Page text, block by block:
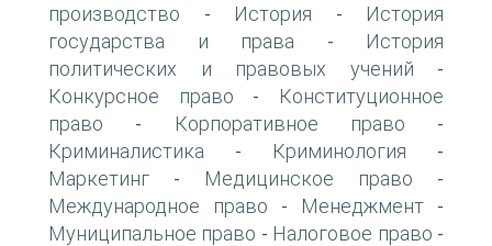
производство - История -
История
государства и права -
История
политических и правовых учений -
Конкурсное право -
Конституционное
право - Корпоративное право -
Криминалистика - Криминология -
Маркетинг - Медицинское право -
Международное право - Менеджмент -
Муниципальное право - Налоговое право -